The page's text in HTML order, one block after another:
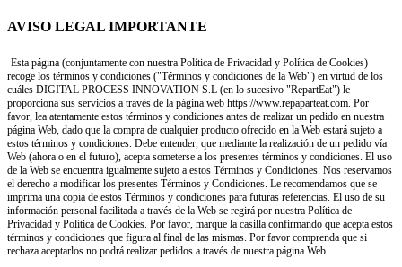
AVISO LEGAL IMPORTANTE
Esta página (conjuntamente con nuestra Política de Privacidad y Política de Cookies)
recoge los términos y condiciones ("Términos y condiciones de la Web") en virtud de los
cuáles DIGITAL PROCESS INNOVATION S.L (en lo sucesivo "RepartEat") le
proporciona sus servicios a través de la página web https://www.repaparteat.com. Por
favor, lea atentamente estos términos y condiciones antes de realizar un pedido en nuestra
página Web, dado que la compra de cualquier producto ofrecido en la Web estará sujeto a
estos términos y condiciones. Debe entender, que mediante la realización de un pedido vía
Web (ahora o en el futuro), acepta someterse a los presentes términos y condiciones. El uso
de la Web se encuentra igualmente sujeto a estos Términos y Condiciones. Nos reservamos
el derecho a modificar los presentes Términos y Condiciones. Le recomendamos que se
imprima una copia de estos Términos y condiciones para futuras referencias. El uso de su
información personal facilitada a través de la Web se regirá por nuestra Política de
Privacidad y Política de Cookies. Por favor, marque la casilla confirmando que acepta estos
términos y condiciones que figura al final de las mismas. Por favor comprenda que si
rechaza aceptarlos no podrá realizar pedidos a través de nuestra página Web.